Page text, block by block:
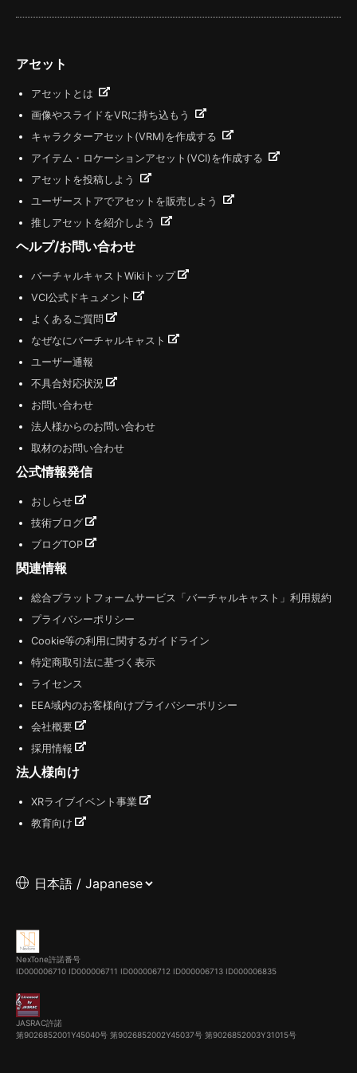
アセット
アセットとは
画像やスライドをVRに持ち込もう
キャラクターアセット(VRM)を作成する
アイテム・ロケーションアセット(VCI)を作成する
アセットを投稿しよう
ユーザーストアでアセットを販売しよう
推しアセットを紹介しよう
ヘルプ/お問い合わせ
バーチャルキャストWikiトップ
VCI公式ドキュメント
よくあるご質問
なぜなにバーチャルキャスト
ユーザー通報
不具合対応状況
お問い合わせ
法人様からのお問い合わせ
取材のお問い合わせ
公式情報発信
おしらせ
技術ブログ
ブログTOP
関連情報
総合プラットフォームサービス「バーチャルキャスト」利用規約
プライバシーポリシー
Cookie等の利用に関するガイドライン
特定商取引法に基づく表示
ライセンス
EEA域内のお客様向けプライバシーポリシー
会社概要
採用情報
法人様向け
XRライブイベント事業
教育向け
NexTone許諾番号
ID000006710 ID000006711 ID000006712 ID000006713 ID000006835
JASRAC許諾
第9026852001Y45040号 第9026852002Y45037号 第9026852003Y31015号